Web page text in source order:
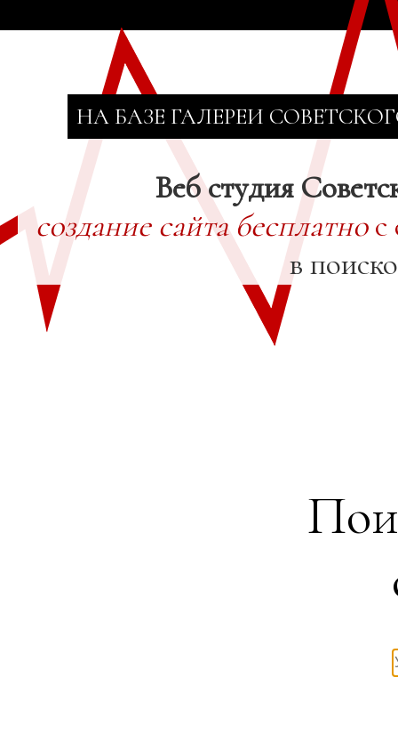
НА БАЗЕ ГАЛЕРЕИ
Веб студия
создание сайта бесплатнос
в